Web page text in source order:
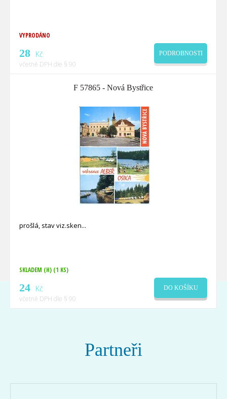
VYPRODÁNO
28 Kč
včetně DPH dle § 90
PODROBNOSTI
F 57865 - Nová Bystřice
prošlá, stav viz.sken
SKLADEM (H) (1 KS)
24 Kč
včetně DPH dle § 90
DO KOŠÍKU
Partneři